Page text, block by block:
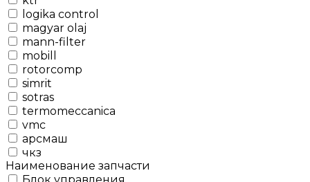
logika control
magyar olaj
mann-filter
mobill
rotorcomp
simrit
sotras
termomeccanica
vmc
арсмаш
чкз
Наименование запчасти